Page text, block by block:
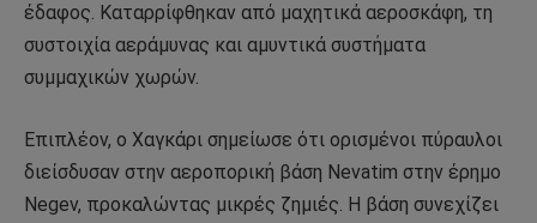
έδαφος. Καταρρίφθηκαν από μαχητικά αεροσκάφη, τη
συστοιχία αεράμυνας και αμυντικά συστήματα
συμμαχικών χωρών.
Επιπλέον, ο Χαγκάρι σημείωσε ότι ορισμένοι πύραυλοι
διείσδυσαν στην αεροπορική βάση Nevatim στην έρημο
Negev, προκαλώντας μικρές ζημιές. Η βάση συνεχίζει